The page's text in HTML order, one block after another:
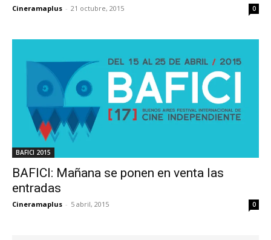
Cineramaplus - 21 octubre, 2015 0
BAFICI 2015
BAFICI: Mañana se ponen en venta las
entradas
Cineramaplus - 5 abril, 2015 0